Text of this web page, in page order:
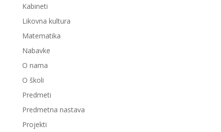
Kabineti
Likovna kultura
Matematika
Nabavke
O nama
O školi
Predmeti
Predmetna nastava
Projekti